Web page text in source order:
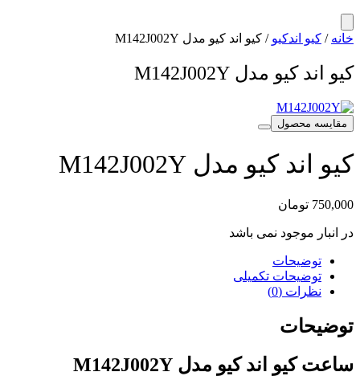
خانه / کیو اندکیو / کیو اند کیو مدل M142J002Y
کیو اند کیو مدل M142J002Y
مقایسه محصول
کیو اند کیو مدل M142J002Y
750,000 تومان
در انبار موجود نمی باشد
توضیحات
توضیحات تکمیلی
نظرات (0)
توضیحات
ساعت کیو اند کیو مدل M142J002Y